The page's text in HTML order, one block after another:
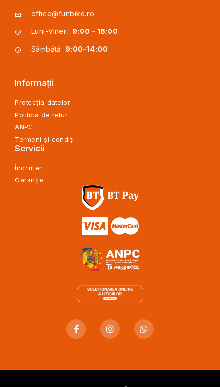
office@funbike.ro
Luni-Vineri: 9:00 - 18:00
Sâmbătă: 9:00-14:00
Informații
Protecția datelor
Politica de retur
ANPC
Termeni și condiți
Servicii
Închirieri
Garanție